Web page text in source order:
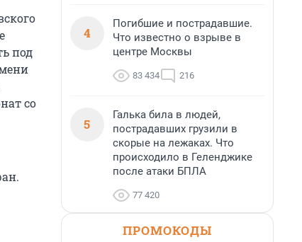
под
со
4
Погибшие и пострадавшие.
Что известно о взрыве в
центре Москвы
83 434 216
5
Галька била в людей,
пострадавших грузили в
скорые на лежаках. Что
происходило в Геленджике
после атаки БПЛА
77 420
ПРОМОКОДЫ